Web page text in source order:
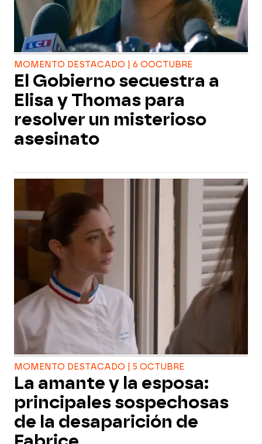
MOMENTO DESTACADO | 6 OOCTUBRE
El Gobierno secuestra a
Elisa y Thomas para
resolver un misterioso
asesinato
MOMENTO DESTACADO | 5 OCTUBRE
La amante y la esposa:
principales sospechosas
de la desaparición de